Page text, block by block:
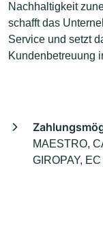
Nachhaltigkeit
schafft das
Service und setzt
Kundenbetreuung
MAESTRO,
GIROPAY, EC